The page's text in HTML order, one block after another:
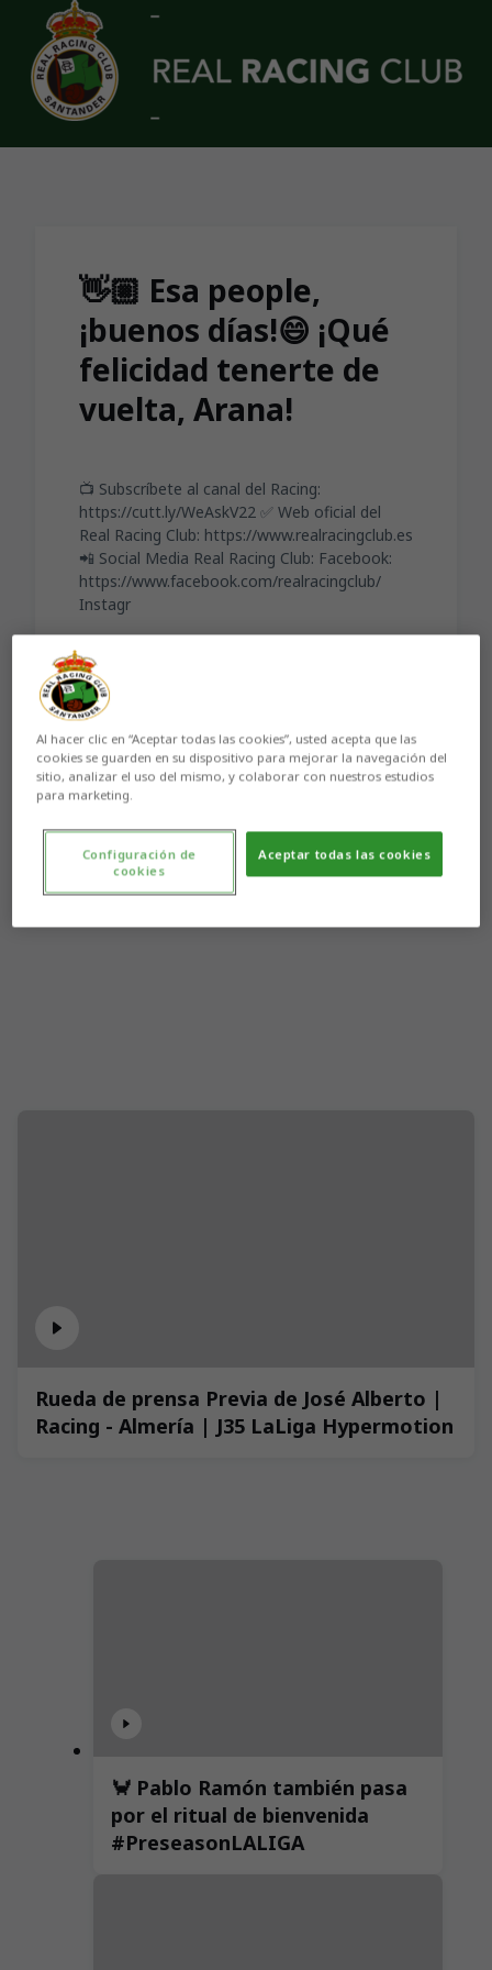
Skip to main content
👋🏼 Esa people,
¡buenos días!😄 ¡Qué
felicidad tenerte de
vuelta, Arana!
📺 Subscríbete al canal del Racing:
https://cutt.ly/WeAskV22 ✅ Web oficial del
Real Racing Club: https://www.realracingclub.es
📲 Social Media Real Racing Club: Facebook:
https://www.facebook.com/realracingclub/
Instagr
Aún no hay reacciones. ¡Sé el primero!
Rueda de prensa Previa de José Alberto |
Racing - Almería | J35 LaLiga Hypermotion
🦀 Pablo Ramón también pasa
por el ritual de bienvenida
#PreseasonLALIGA
Al hacer clic en “Aceptar todas las cookies”, usted acepta que las
cookies se guarden en su dispositivo para mejorar la navegación del
sitio, analizar el uso del mismo, y colaborar con nuestros estudios
para marketing.
Aceptar todas las cookies
Configuración de
cookies